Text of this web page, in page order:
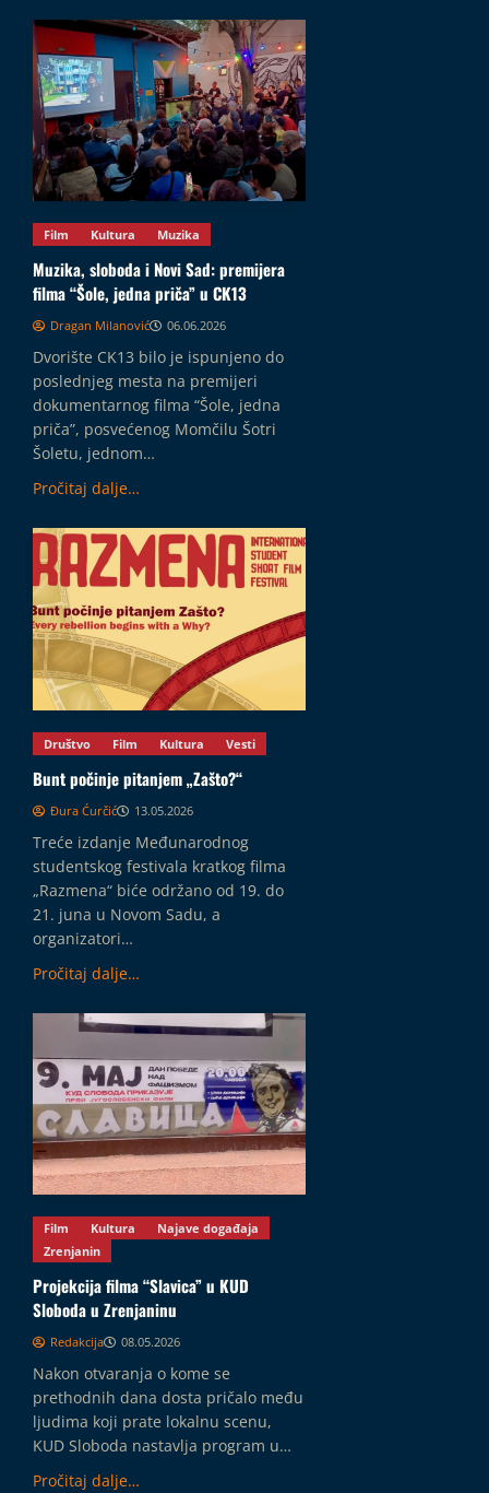
Film Kultura Muzika
Muzika, sloboda i Novi Sad: premijera
filma “Šole, jedna priča” u CK13
Dragan Milanović 06.06.2026
Dvorište CK13 bilo je ispunjeno do
poslednjeg mesta na premijeri
dokumentarnog filma “Šole, jedna
priča”, posvećenog Momčilu Šotri
Šoletu, jednom…
Pročitaj dalje…
Društvo Film Kultura Vesti
Bunt počinje pitanjem „Zašto?“
Đura Ćurčić 13.05.2026
Treće izdanje Međunarodnog
studentskog festivala kratkog filma
„Razmena“ biće održano od 19. do
21. juna u Novom Sadu, a
organizatori…
Pročitaj dalje…
Film Kultura
Najave događaja
Zrenjanin
Projekcija filma “Slavica” u KUD
Sloboda u Zrenjaninu
Redakcija 08.05.2026
Nakon otvaranja o kome se
prethodnih dana dosta pričalo među
ljudima koji prate lokalnu scenu,
KUD Sloboda nastavlja program u…
Pročitaj dalje…